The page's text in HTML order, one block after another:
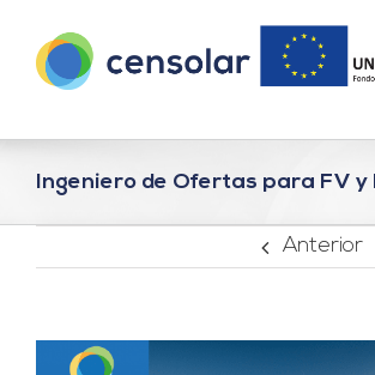
contenido
Ingeniero de Ofertas para FV y
Anterior